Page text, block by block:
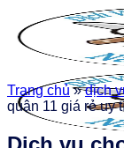
đến
nội
Trang chủ»dịch
quận 11 giá rẻ uy